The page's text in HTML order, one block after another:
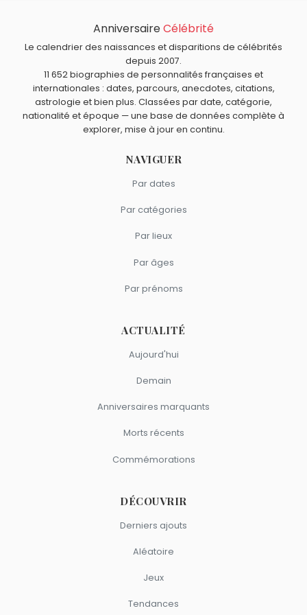
Richard Kolinka,Mike Oldfield
ClaydermanetRobin Le Mesuriersont nés en 1953.
Quels musiciens sont nés à Paris comme Jean-Claude
Borelly ?
Richard Kolinka Corine Marienneau, Jacno
Marcel Azzola
Ève Curiesont nés àParis.
Quels musiciens français sont du signe Cancer comme
Jean-Claude Borelly ?
Richard Kolinka,Stéphane Sirkis,JacnoetMarcel Azzola
sont du signe Cancer.
AnniversaireCélébrité
Le calendrier des naissances et disparitions de célébrités
depuis 2007.
11 652 biographies de personnalités françaises et
internationales : dates, parcours, anecdotes, citations,
astrologie et bien plus. Classées par date, catégorie,
nationalité et époque — une base de données complète à
explorer, mise à jour en continu.
NAVIGUER
Par dates
Par catégories
Par lieux
Par âges
Par prénoms
ACTUALITÉ
Aujourd'hui
Demain
Anniversaires marquants
Morts récents
Commémorations
DÉCOUVRIR
Derniers ajouts
Aléatoire
Jeux
Tendances